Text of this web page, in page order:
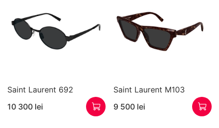
Saint Laurent 692
10 300 lei
Saint Laurent M103
9 500 lei